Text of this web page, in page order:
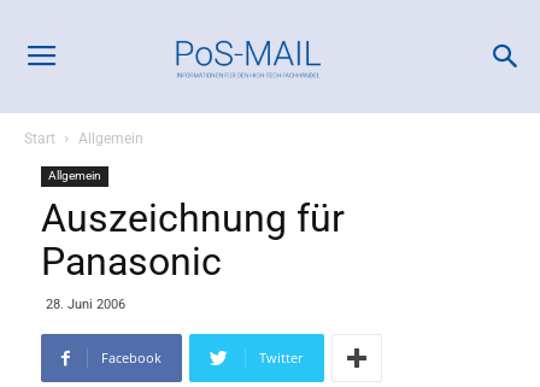
Start Allgemein
Allgemein
Auszeichnung für
Panasonic
28. Juni 2006
Facebook Twitter